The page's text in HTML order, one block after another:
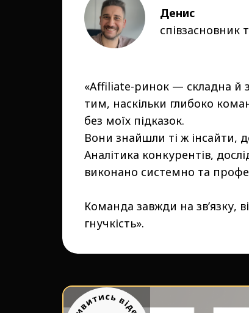
Денис
співзасновник
«Affiliate-ринок — складна й
тим, наскільки глибоко
без моїх підказок.
Вони знайшли ті ж інсайти,
Аналітика конкурентів,
виконано системно та
Команда завжди на зв’язку,
гнучкість».